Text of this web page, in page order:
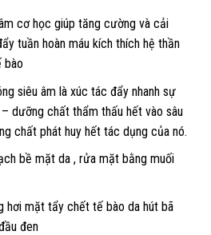
cơ học giúp tăng cường và cải
tuần hoàn máu kích thích hệ thần
bào
siêu âm là xúc tác đẩy nhanh sự
dưỡng chất thẩm thấu hết vào sâu
chất phát huy hết tác dụng của nó.
bề mặt da , rửa mặt bằng muối
hơi mặt tẩy chết tế bào da hút bã
đen